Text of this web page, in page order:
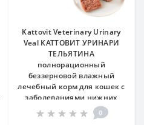
Kattovit Veterinary Urinary
Veal КАТТОВИТ УРИНАРИ
ТЕЛЬЯТИНА
полнорационный
беззерновой влажный
лечебный корм для кошек с
заболеваниями нижних
мочевыводящих путей,
банка 185г
0